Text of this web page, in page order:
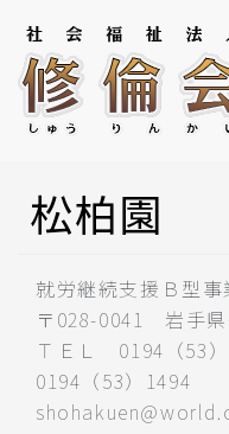
松柏園
就労継続支援Ｂ型
〒028-0041 岩手
ＴＥＬ 0194（
0194（53）